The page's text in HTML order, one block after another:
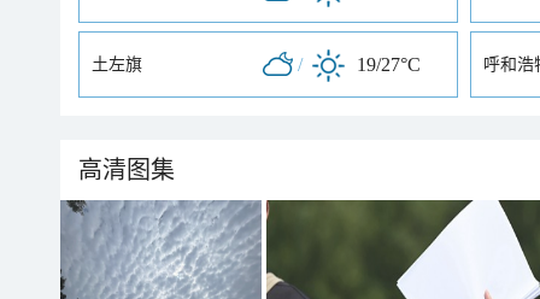
土左旗 / 19/27°C 呼和浩
高清图集